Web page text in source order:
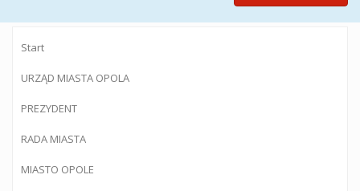
Start
URZĄD MIASTA OPOLA
PREZYDENT
RADA MIASTA
MIASTO OPOLE